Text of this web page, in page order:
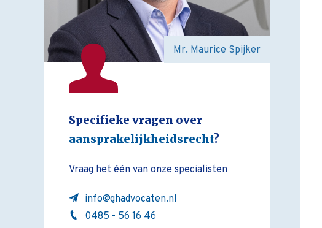
Mr. Maurice Spijker
Specifieke vragen over
aansprakelijkheidsrecht?
Vraag het één van onze specialisten
info@ghadvocaten.nl
0485 - 56 16 46